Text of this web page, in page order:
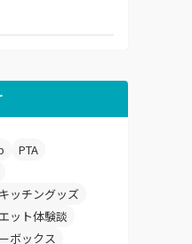
PTA
キッチングッズ
ット体験談
ボックス